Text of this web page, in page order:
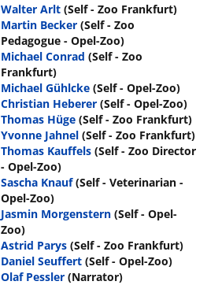
Walter Arlt (Self - Zoo Frankfurt)
Martin Becker (Self - Zoo
Pedagogue - Opel-Zoo)
Michael Conrad (Self - Zoo
Frankfurt)
Michael Gühlcke (Self - Opel-Zoo)
Christian Heberer (Self - Opel-Zoo)
Thomas Hüge (Self - Zoo Frankfurt)
Yvonne Jahnel (Self - Zoo Frankfurt)
Thomas Kauffels (Self - Zoo Director
- Opel-Zoo)
Sascha Knauf (Self - Veterinarian -
Opel-Zoo)
Jasmin Morgenstern (Self - Opel-
Zoo)
Astrid Parys (Self - Zoo Frankfurt)
Daniel Seuffert (Self - Opel-Zoo)
Olaf Pessler (Narrator)